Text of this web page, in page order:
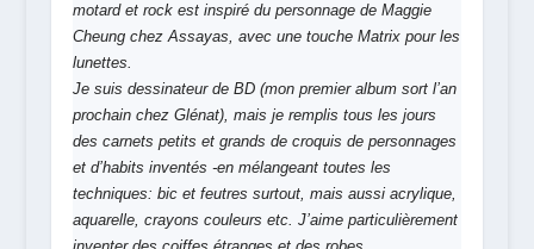
motard et rock est inspiré du personnage de Maggie
Cheung chez Assayas, avec une touche Matrix pour les
lunettes.
Je suis dessinateur de BD (mon premier album sort l’an
prochain chez Glénat), mais je remplis tous les jours
des carnets petits et grands de croquis de personnages
et d’habits inventés -en mélangeant toutes les
techniques: bic et feutres surtout, mais aussi acrylique,
aquarelle, crayons couleurs etc. J’aime particulièrement